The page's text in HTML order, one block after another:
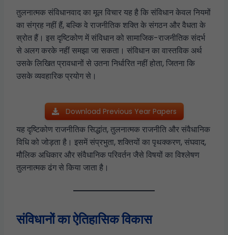
तुलनात्मक संविधानवाद का मूल विचार यह है कि संविधान केवल नियमों
का संग्रह नहीं हैं, बल्कि वे राजनीतिक शक्ति के संगठन और वैधता के
स्रोत हैं। इस दृष्टिकोण में संविधान को सामाजिक-राजनीतिक संदर्भ
से अलग करके नहीं समझा जा सकता। संविधान का वास्तविक अर्थ
उसके लिखित प्रावधानों से उतना निर्धारित नहीं होता, जितना कि
उसके व्यवहारिक प्रयोग से।
Download Previous Year Papers
यह दृष्टिकोण राजनीतिक सिद्धांत, तुलनात्मक राजनीति और संवैधानिक
विधि को जोड़ता है। इसमें संप्रभुता, शक्तियों का पृथक्करण, संघवाद,
मौलिक अधिकार और संवैधानिक परिवर्तन जैसे विषयों का विश्लेषण
तुलनात्मक ढंग से किया जाता है।
संविधानों का ऐतिहासिक विकास